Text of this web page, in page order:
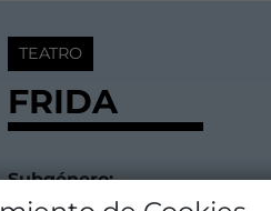
TEATRO
FRIDA
Subgénero:
Teatro actual